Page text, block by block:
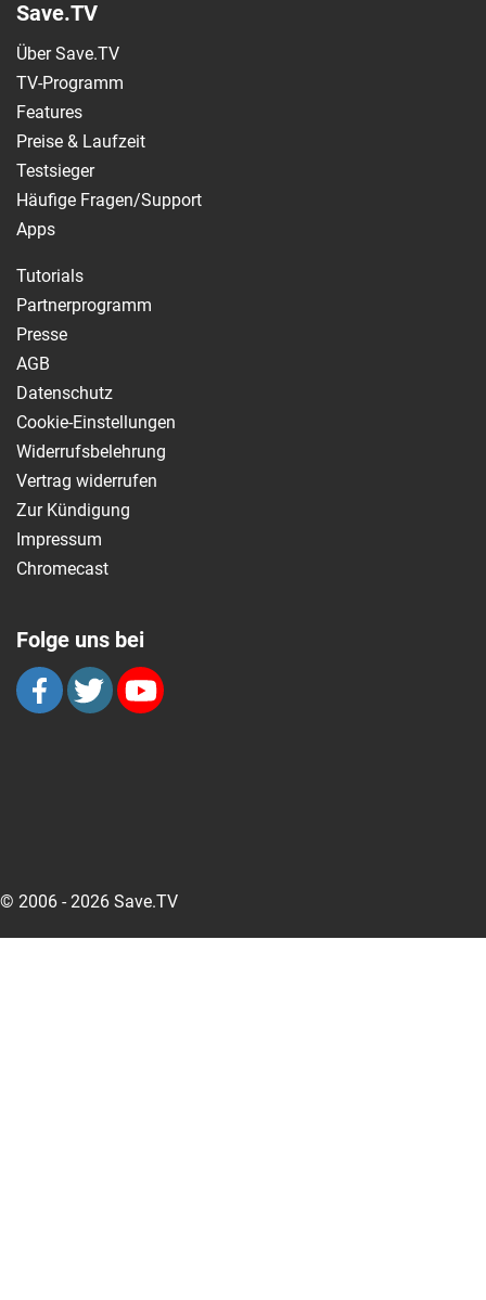
Save.TV
Über Save.TV
TV-Programm
Features
Preise & Laufzeit
Testsieger
Häufige Fragen/Support
Apps
Tutorials
Partnerprogramm
Presse
AGB
Datenschutz
Cookie-Einstellungen
Widerrufsbelehrung
Vertrag widerrufen
Zur Kündigung
Impressum
Chromecast
Folge uns bei
© 2006 - 2026 Save.TV